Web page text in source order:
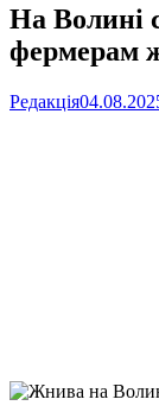
На Волині
фермерам
Редакція
Link
Print